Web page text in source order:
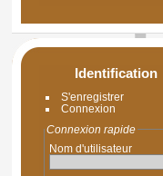
Identification
S'enregistrer
Connexion
Connexion rapide
Nom d'utilisateur